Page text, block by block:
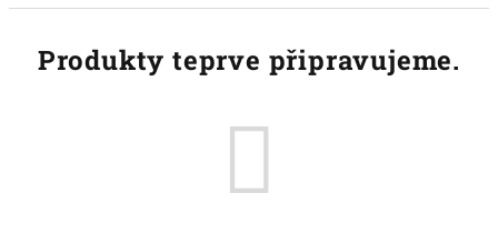
Produkty teprve připravujeme.